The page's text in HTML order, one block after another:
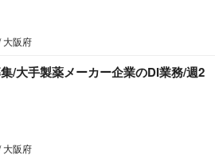
大阪府
/大手製薬メーカー企業のDI業務/週2
大阪府